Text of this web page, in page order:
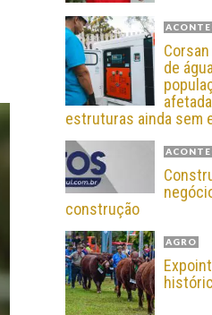
de
estruturas ainda sem
construção
AGRO